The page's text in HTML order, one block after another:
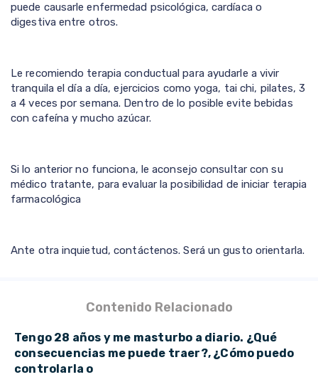
puede causarle enfermedad psicológica, cardíaca o
digestiva entre otros.
Le recomiendo terapia conductual para ayudarle a vivir
tranquila eldíaa día, ejercicios como yoga, tai chi, pilates, 3
a 4 veces por semana. Dentro de lo posible evite bebidas
con cafeína y mucho azúcar.
Si lo anterior no funciona, le aconsejo consultar con su
médico tratante, para evaluar la posibilidad de iniciar terapia
farmacológica
Ante otra inquietud, contáctenos. Será un gusto orientarla.
Contenido Relacionado
Tengo 28 años y me masturbo a diario. ¿Qué
consecuencias me puede traer?, ¿Cómo puedo
controlarla o